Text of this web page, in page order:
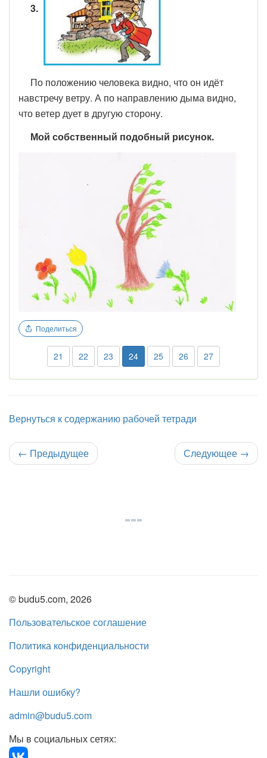
3.
По положению человека видно, что он идёт
навстречу ветру. А по направлению дыма видно,
что ветер дует в другую сторону.
Мой собственный подобный рисунок.
Поделиться
21 22 23 24 25 26 27
Вернуться к содержанию рабочей тетради
← Предыдущее Следующее →
© budu5.com, 2026
Пользовательское соглашение
Политика конфиденциальности
Copyright
Нашли ошибку?
admin@budu5.com
Мы в социальных сетях: